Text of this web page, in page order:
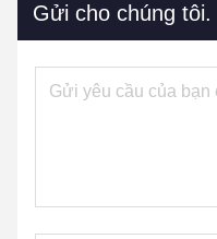
Gửi cho chúng tôi.